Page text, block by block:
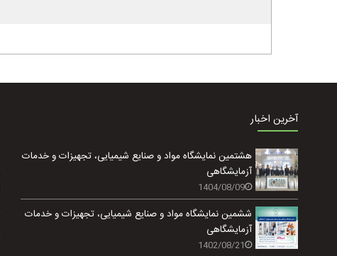
آخرین اخبار
هشتمین نمایشگاه مواد و صنایع شیمیایی، تجهیزات و خدمات
آزمایشگاهی
1404/08/09
ششمین نمایشگاه مواد و صنایع شیمیایی، تجهیزات و خدمات
آزمایشگاهی
1402/08/21